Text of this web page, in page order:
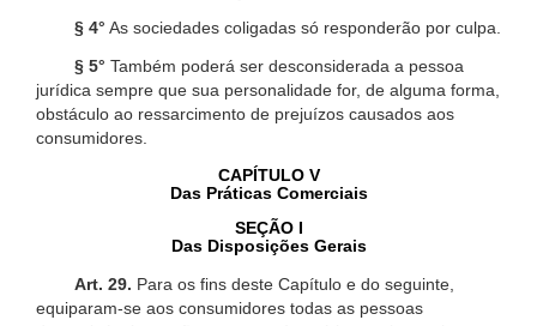
§ 4° As sociedades coligadas só responderão por culpa.
§ 5° Também poderá ser desconsiderada a pessoa
jurídica sempre que sua personalidade for, de alguma forma,
obstáculo ao ressarcimento de prejuízos causados aos
consumidores.
CAPÍTULO V
Das Práticas Comerciais
SEÇÃO I
Das Disposições Gerais
Art. 29. Para os fins deste Capítulo e do seguinte,
equiparam-se aos consumidores todas as pessoas